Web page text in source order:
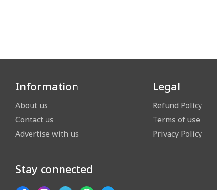
Information
About us
Contact us
Advertise with us
Legal
Refund Policy
Terms of use
Privacy Policy
Stay connected